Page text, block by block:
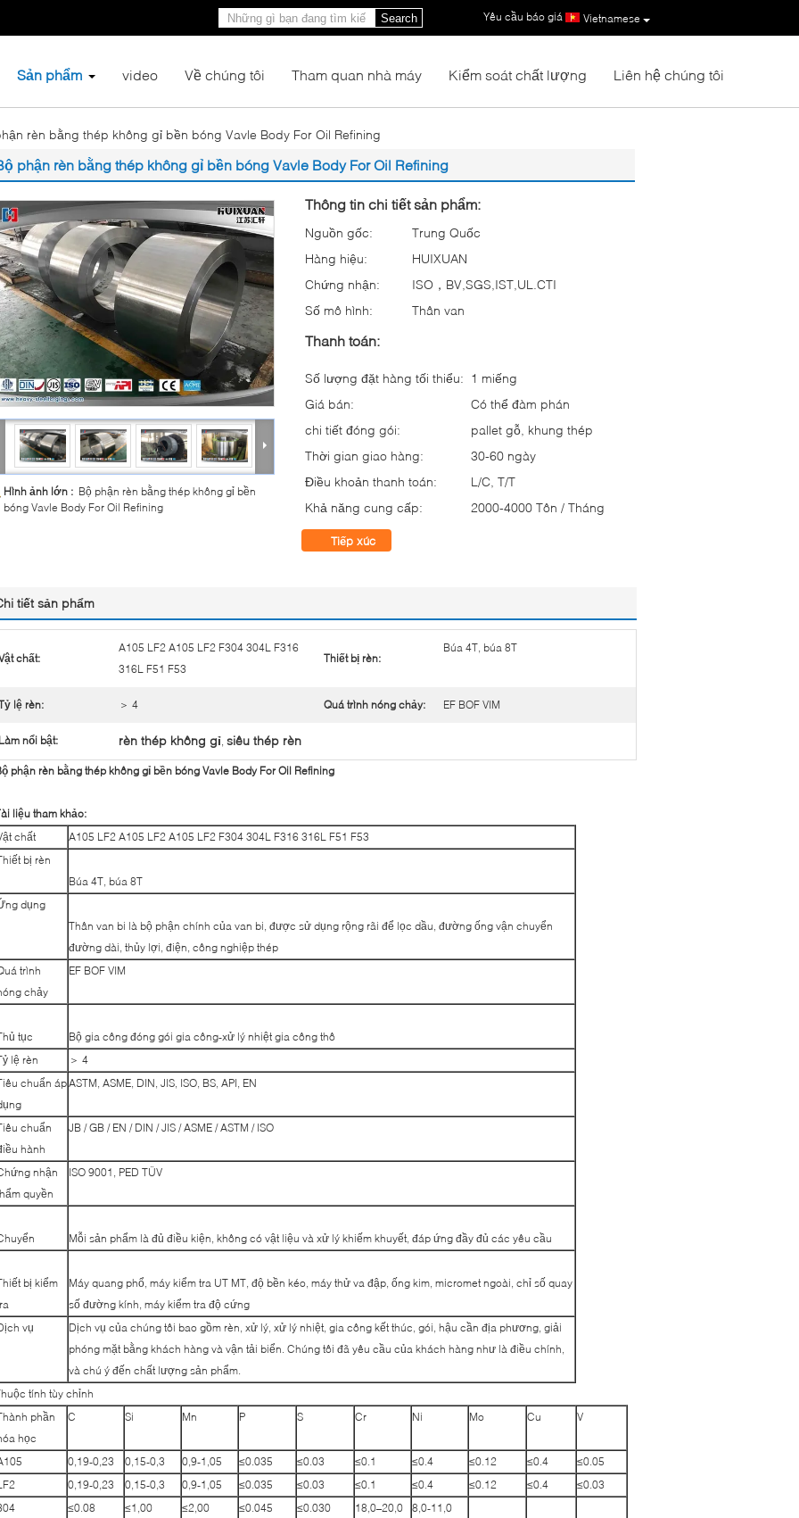
Vietnamese
Yêu cầu báo giá |
Search
Sản phẩm video Về chúng tôi Tham quan nhà máy Kiểm soát chất lượng Liên hệ chúng tôi
rèn bằng thép không gỉ bền bóng Vavle Body For Oil Refining
phận rèn bằng thép không gỉ bền bóng Vavle Body For Oil Refining
Hình ảnh lớn : Bộ phận rèn bằng thép không gỉ bền
bóng Vavle Body For Oil Refining
Thông tin chi tiết sản phẩm:
Nguồn gốc:
Trung Quốc
Hàng hiệu:
HUIXUAN
Chứng nhận:
ISO，BV,SGS,IST,UL.CTI
Số mô hình:
Thân van
Thanh toán:
Số lượng đặt hàng tối thiểu: 1 miếng
Giá bán:
Có thể đàm phán
chi tiết đóng gói:
pallet gỗ, khung thép
Thời gian giao hàng:
30-60 ngày
Điều khoản thanh toán:
L/C, T/T
Khả năng cung cấp:
2000-4000 Tôn / Tháng
Tiếp xúc
tiết sản phẩm
chất:
A105 LF2 A105 LF2 F304 304L F316
316L F51 F53
Thiết bị rèn:
Búa 4T, búa 8T
lệ rèn: ＞ 4 Quá trình nóng chảy: EF BOF VIM
nổi bật: rèn thép không gỉ, siêu thép rèn
phận rèn bằng thép không gỉ bền bóng Vavle Body For Oil Refining
liệu tham khảo:
chất
A105 LF2 A105 LF2 A105 LF2 F304 304L F316 316L F51 F53
bị rèn
Búa 4T, búa 8T
dụng
Thân van bi là bộ phận chính của van bi, được sử dụng rộng rãi để lọc dầu, đường ống vận chuyển
đường dài, thủy lợi, điện, công nghiệp thép
trình
chảy
EF BOF VIM
tục
Bộ gia công đóng gói gia công-xử lý nhiệt gia công thô
lệ rèn
＞ 4
chuẩn ápASTM, ASME, DIN, JIS, ISO, BS, API, EN
chuẩn
hành
JB / GB / EN / DIN / JIS / ASME / ASTM / ISO
nhận
quyền
ISO 9001, PED TÜV
Mỗi sản phẩm là đủ điều kiện, không có vật liệu và xử lý khiếm khuyết, đáp ứng đầy đủ các yêu cầu
bị kiểm
Máy quang phổ, máy kiểm tra UT MT, độ bền kéo, máy thử va đập, ống kim, micromet ngoài, chỉ số quay
số đường kính, máy kiểm tra độ cứng
vụ
Dịch vụ của chúng tôi bao gồm rèn, xử lý, xử lý nhiệt, gia công kết thúc, gói, hậu cần địa phương, giải
phóng mặt bằng khách hàng và vận tải biển. Chúng tôi đã yêu cầu của khách hàng như là điều chính,
và chú ý đến chất lượng sản phẩm.
tính tùy chỉnh
phần
học
C Si Mn P S Cr Ni Mo Cu V
0,19-0,23 0,15-0,3 0,9-1,05 ≤0.035 ≤0.03 ≤0.1 ≤0.4 ≤0.12 ≤0.4
≤0.05
0,19-0,23 0,15-0,3 0,9-1,05 ≤0.035 ≤0.03 ≤0.1 ≤0.4 ≤0.12 ≤0.4
≤0.03
≤0.08 ≤1,00 ≤2,00 ≤0.045 ≤0.030 18,0–20,0
8,0-11,0